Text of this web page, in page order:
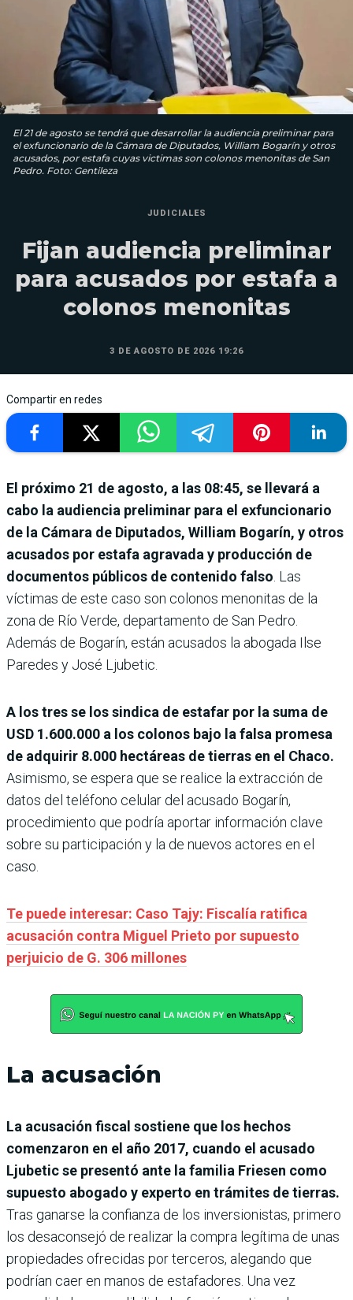
El 21 de agosto se tendrá que desarrollar la audiencia preliminar para
el exfuncionario de la Cámara de Diputados, William Bogarín y otros
acusados, por estafa cuyas victimas son colonos menonitas de San
Pedro. Foto: Gentileza
JUDICIALES
Fijan audiencia preliminar
para acusados por estafa a
colonos menonitas
3 DE AGOSTO DE 2026 19:26
Compartir en redes
El próximo 21 de agosto, a las 08:45, se llevará a
cabo la audiencia preliminar para el exfuncionario
de la Cámara de Diputados, William Bogarín, y otros
acusados por estafa agravada y producción de
documentos públicos de contenido falso . Las
víctimas de este caso son colonos menonitas de la
zona de Río Verde, departamento de San Pedro.
Además de Bogarín, están acusados la abogada Ilse
Paredes y José Ljubetic.
A los tres se los sindica de estafar por la suma de
USD 1.600.000 a los colonos bajo la falsa promesa
de adquirir 8.000 hectáreas de tierras en el Chaco.
Asimismo, se espera que se realice la extracción de
datos del teléfono celular del acusado Bogarín,
procedimiento que podría aportar información clave
sobre su participación y la de nuevos actores en el
caso.
Te puede interesar: Caso Tajy: Fiscalía ratifica
acusación contra Miguel Prieto por supuesto
perjuicio de G. 306 millones
La acusación
La acusación fiscal sostiene que los hechos
comenzaron en el año 2017, cuando el acusado
Ljubetic se presentó ante la familia Friesen como
supuesto abogado y experto en trámites de tierras.
Tras ganarse la confianza de los inversionistas, primero
los desaconsejó de realizar la compra legítima de unas
propiedades ofrecidas por terceros, alegando que
podrían caer en manos de estafadores. Una vez